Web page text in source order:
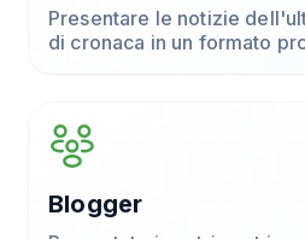
Presentare le notizie
di cronaca in un formato
Blogger